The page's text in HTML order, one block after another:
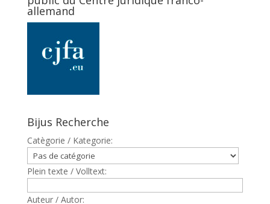
allemand
Bijus Recherche
Catègorie / Kategorie:
Plein texte / Volltext:
Auteur / Autor: